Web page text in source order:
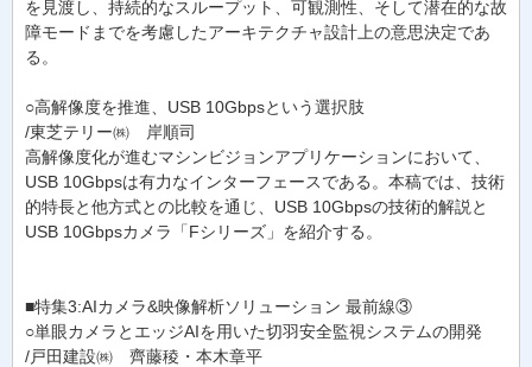
を見渡し、持続的なスループット、可観測性、そして潜在的な故
障モードまでを考慮したアーキテクチャ設計上の意思決定であ
る。
○高解像度を推進、USB 10Gbpsという選択肢
/東芝テリー㈱ 岸順司
高解像度化が進むマシンビジョンアプリケーションにおいて、
USB 10Gbpsは有力なインターフェースである。本稿では、技術
的特長と他方式との比較を通じ、USB 10Gbpsの技術的解説と
USB 10Gbpsカメラ「Fシリーズ」を紹介する。
■特集3:AIカメラ&映像解析ソリューション 最前線③
○単眼カメラとエッジAIを用いた切羽安全監視システムの開発
/戸田建設㈱ 齊藤稜・本木章平